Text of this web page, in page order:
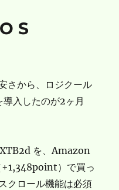
S
さから、ロジクール
入したのが2ヶ月
を、Amazon
+1,348point）で買っ
クロール機能は必須